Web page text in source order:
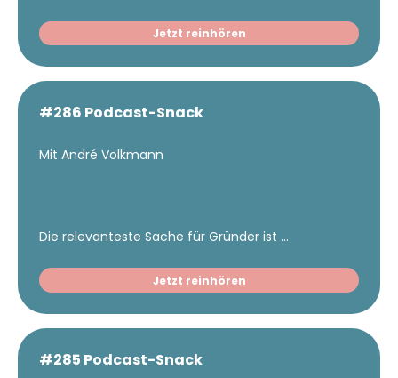
Jetzt reinhören
#286 Podcast-Snack
Mit André Volkmann
Die relevanteste Sache für Gründer ist ...
Jetzt reinhören
#285 Podcast-Snack